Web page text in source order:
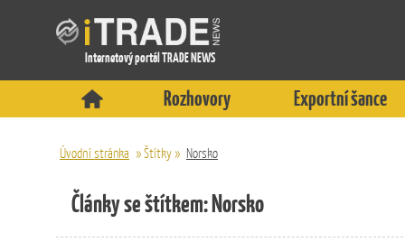
Internetový portál TRADE NEWS
Rozhovory Exportní šance
Úvodní stránka »Štítky» Norsko
Články se štítkem: Norsko